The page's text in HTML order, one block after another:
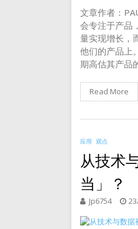
文章作者：
会专注于产品
量实现增长，
他们的产品上
期高估其产品
Read More
应用 观点
从技术
当」？
Jp6754